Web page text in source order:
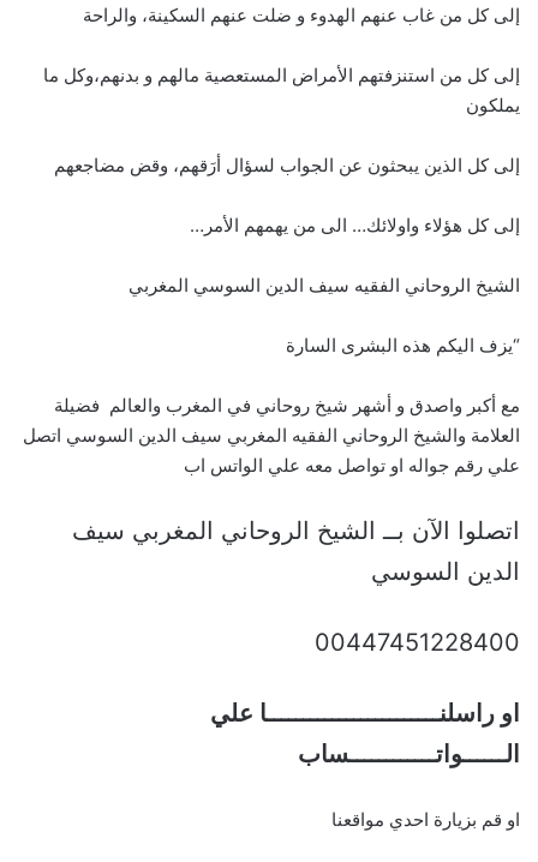
إلى كل من غاب عنهم الهدوء و ضلت عنهم السكينة، والراحة
إلى كل من استنزفتهم الأمراض المستعصية مالهم و بدنهم،وكل ما
يملكون
إلى كل الذين يبحثون عن الجواب لسؤال أرَقهم، وقض مضاجعهم
إلى كل هؤلاء واولائك… الى من يهمهم الأمر…
الشيخ الروحاني الفقيه سيف الدين السوسي المغربي
“يزف اليكم هذه البشرى السارة
مع أكبر واصدق و أشهر شيخ روحاني في المغرب والعالم فضيلة
العلامة والشيخ الروحاني الفقيه المغربي سيف الدين السوسي اتصل
علي رقم جواله او تواصل معه علي الواتس اب
اتصلوا الآن بــ الشيخ الروحاني المغربي سيف
الدين السوسي
00447451228400
او راسلنــــــــــــــــــــــــا علي
الــــــواتــــــــــــساب
او قم بزيارة احدي مواقعنا